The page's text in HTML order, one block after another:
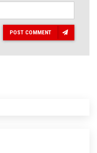
POST COMMENT